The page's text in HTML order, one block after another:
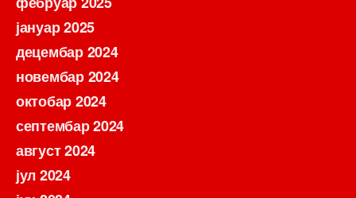
јануар 2025
децембар 2024
новембар 2024
октобар 2024
септембар 2024
август 2024
јул 2024